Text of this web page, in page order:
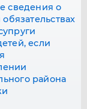
сведения о
если
района